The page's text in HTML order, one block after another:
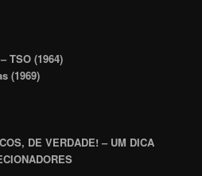
TSO (1964)
(1969)
DE VERDADE! – UM DICA